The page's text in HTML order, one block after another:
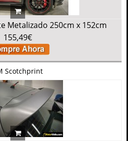
Metalizado 250cm x 152cm
155,49€
Scotchprint